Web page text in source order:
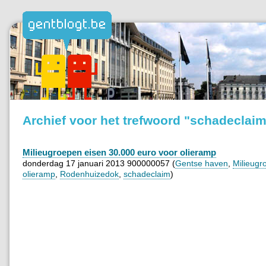
Archief voor het trefwoord
Milieugroepen eisen 30.000 euro voor olieramp
donderdag 17 januari 2013 900000057 (Gentse haven
olieramp Rodenhuizedok schadeclaim)